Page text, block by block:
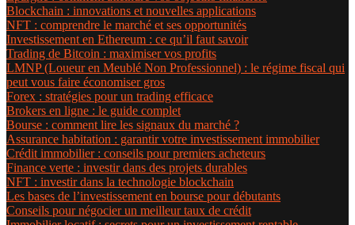
Blockchain : innovations et nouvelles applications
NFT : comprendre le marché et ses opportunités
Investissement en Ethereum : ce qu’il faut savoir
Trading de Bitcoin : maximiser vos profits
LMNP (Loueur en Meublé Non Professionnel) : le régime fiscal qui
peut vous faire économiser gros
Forex : stratégies pour un trading efficace
Brokers en ligne : le guide complet
Bourse : comment lire les signaux du marché ?
Assurance habitation : garantir votre investissement immobilier
Crédit immobilier : conseils pour premiers acheteurs
Finance verte : investir dans des projets durables
NFT : investir dans la technologie blockchain
Les bases de l’investissement en bourse pour débutants
Conseils pour négocier un meilleur taux de crédit